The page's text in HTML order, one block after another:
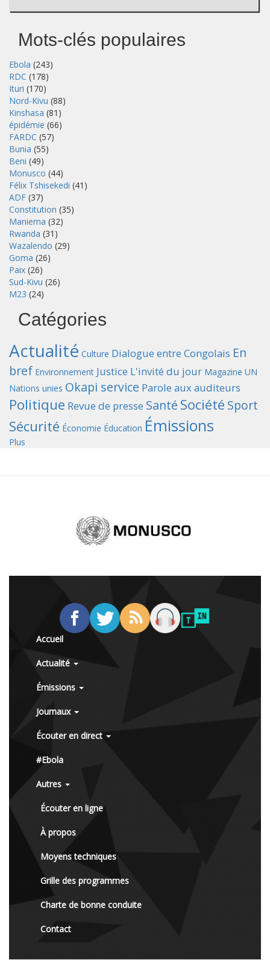
Mots-clés populaires
Ebola (243)
RDC (178)
Ituri (170)
Nord-Kivu (88)
Kinshasa (81)
épidémie (66)
FARDC (57)
Bunia (55)
Beni (49)
Monusco (44)
Félix Tshisekedi (41)
ADF (37)
Constitution (35)
Maniema (32)
Rwanda (31)
Wazalendo (29)
Goma (26)
Paix (26)
Sud-Kivu (26)
M23 (24)
Catégories
Actualité Culture Dialogue entre Congolais En
bref Environnement Justice L'invité du jour Magazine UN
Nations unies Okapi service Parole aux auditeurs
Politique Revue de presse Santé Société Sport
Sécurité Économie Éducation Émissions
Plus
Accueil
Actualité
Émissions
Journaux
Écouter en direct
#Ebola
Autres
Écouter en ligne
À propos
Moyens techniques
Grille des programmes
Charte de bonne conduite
Contact